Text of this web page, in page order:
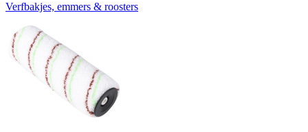
Verfbakjes, emmers & roosters